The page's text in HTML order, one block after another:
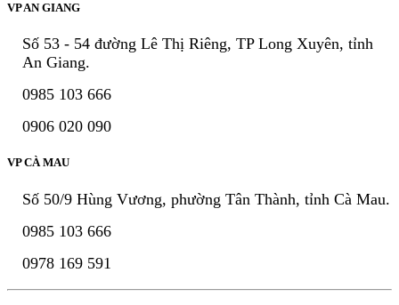
VP AN GIANG
Số 53 - 54 đường Lê Thị Riêng, TP Long Xuyên, tỉnh
An Giang.
0985 103 666
0906 020 090
VP CÀ MAU
Số 50/9 Hùng Vương, phường Tân Thành, tỉnh Cà Mau.
0985 103 666
0978 169 591